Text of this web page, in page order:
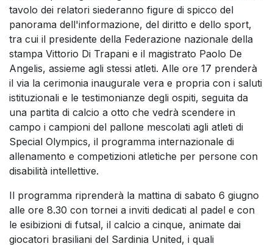
tavolo dei relatori siederanno figure di spicco del
panorama dell'informazione, del diritto e dello sport,
tra cui il presidente della Federazione nazionale della
stampa Vittorio Di Trapani e il magistrato Paolo De
Angelis, assieme agli stessi atleti. Alle ore 17 prenderà
il via la cerimonia inaugurale vera e propria con i saluti
istituzionali e le testimonianze degli ospiti, seguita da
una partita di calcio a otto che vedrà scendere in
campo i campioni del pallone mescolati agli atleti di
Special Olympics, il programma internazionale di
allenamento e competizioni atletiche per persone con
disabilità intellettive.
Il programma riprenderà la mattina di sabato 6 giugno
alle ore 8.30 con tornei a inviti dedicati al padel e con
le esibizioni di futsal, il calcio a cinque, animate dai
giocatori brasiliani del Sardinia United, i quali